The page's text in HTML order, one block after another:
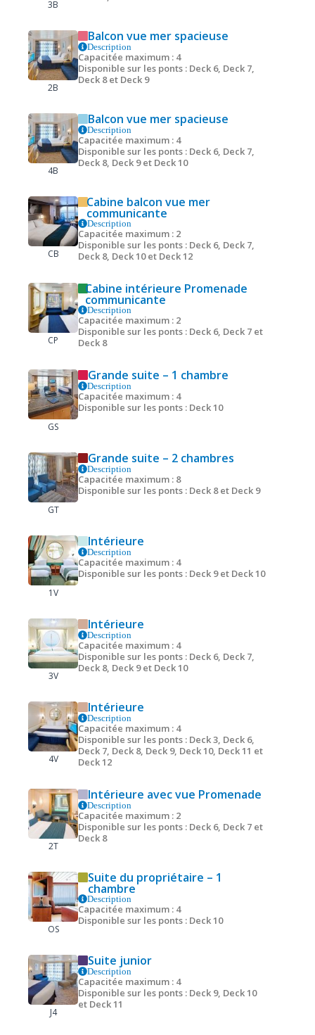
3B
2B
Balcon vue mer spacieuse
Description
Capacitée maximum : 4
Disponible sur les ponts : Deck 6, Deck 7,
Deck 8 et Deck 9
4B
Balcon vue mer spacieuse
Description
Capacitée maximum : 4
Disponible sur les ponts : Deck 6, Deck 7,
Deck 8, Deck 9 et Deck 10
CB
Cabine balcon vue mer
communicante
Description
Capacitée maximum : 2
Disponible sur les ponts : Deck 6, Deck 7,
Deck 8, Deck 10 et Deck 12
CP
Cabine intérieure Promenade
communicante
Description
Capacitée maximum : 2
Disponible sur les ponts : Deck 6, Deck 7 et
Deck 8
GS
Grande suite – 1 chambre
Description
Capacitée maximum : 4
Disponible sur les ponts : Deck 10
GT
Grande suite – 2 chambres
Description
Capacitée maximum : 8
Disponible sur les ponts : Deck 8 et Deck 9
1V
Intérieure
Description
Capacitée maximum : 4
Disponible sur les ponts : Deck 9 et Deck 10
3V
Intérieure
Description
Capacitée maximum : 4
Disponible sur les ponts : Deck 6, Deck 7,
Deck 8, Deck 9 et Deck 10
4V
Intérieure
Description
Capacitée maximum : 4
Disponible sur les ponts : Deck 3, Deck 6,
Deck 7, Deck 8, Deck 9, Deck 10, Deck 11 et
Deck 12
2T
Intérieure avec vue Promenade
Description
Capacitée maximum : 2
Disponible sur les ponts : Deck 6, Deck 7 et
Deck 8
OS
Suite du propriétaire – 1
chambre
Description
Capacitée maximum : 4
Disponible sur les ponts : Deck 10
J4
Suite junior
Description
Capacitée maximum : 4
Disponible sur les ponts : Deck 9, Deck 10
et Deck 11